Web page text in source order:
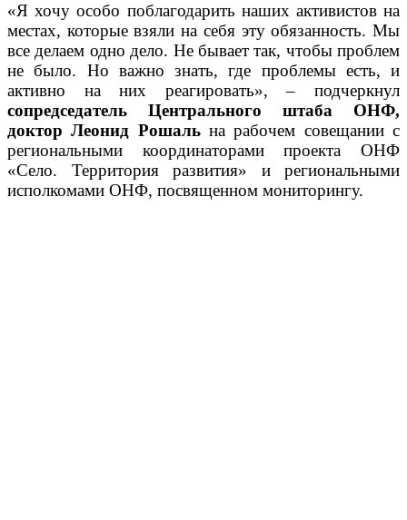
«Я хочу особо поблагодарить наших активистов на
местах, которые взяли на себя эту обязанность. Мы
все делаем одно дело. Не бывает так, чтобы проблем
не было. Но важно знать, где проблемы есть, и
активно на них реагировать», – подчеркнул
сопредседатель Центрального штаба ОНФ,
доктор Леонид Рошальна рабочем совещании с
региональными координаторами проекта ОНФ
«Село. Территория развития» и региональными
исполкомами ОНФ, посвященном мониторингу.